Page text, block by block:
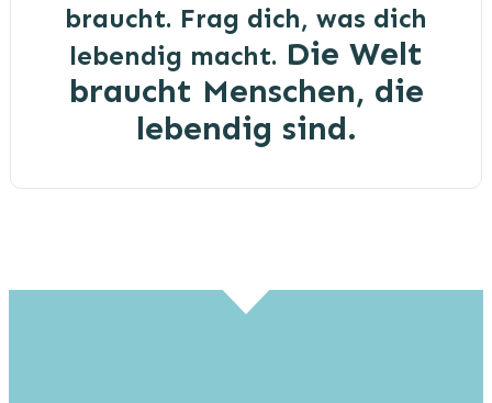
braucht. Frag dich, was dich
lebendig macht. Die Welt
braucht Menschen, die
lebendig sind.